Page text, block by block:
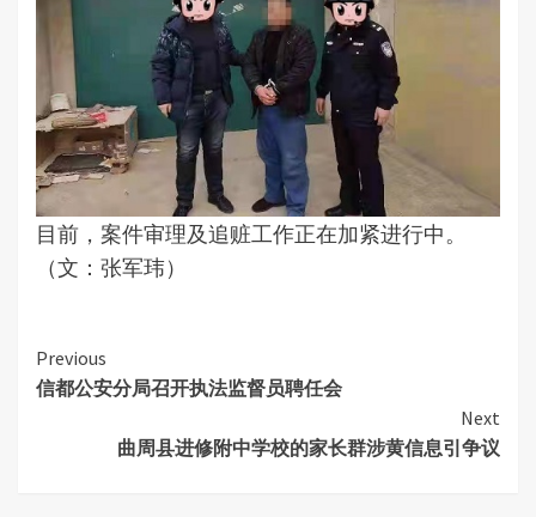
目前，案件审理及追赃工作正在加紧进行中。
（文：张军玮）
Continue
Reading
Previous
信都公安分局召开执法监督员聘任会
Next
曲周县进修附中学校的家长群涉黄信息引争议